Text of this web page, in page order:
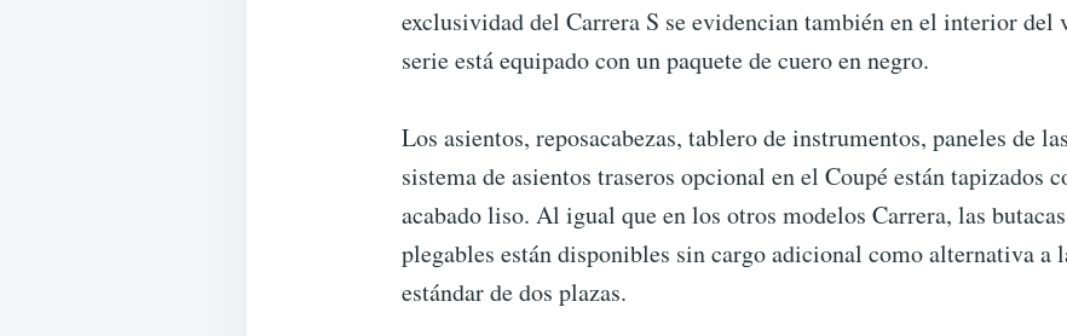
exclusividad del Carrera S se evidencian también en el interior del
serie está equipado con un paquete de cuero en negro.
Los asientos, reposacabezas, tablero de instrumentos, paneles de
sistema de asientos traseros opcional en el Coupé están tapizados
acabado liso. Al igual que en los otros modelos Carrera, las
plegables están disponibles sin cargo adicional como alternativa a
estándar de dos plazas.